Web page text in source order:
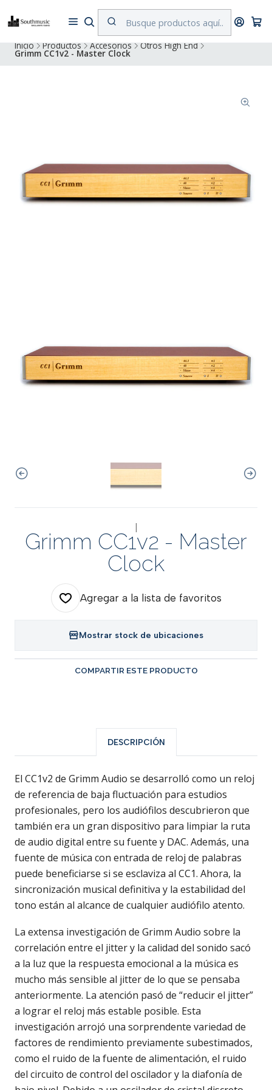
Despacho a todo Chile. Envíos gratuitos a Región Metropolitana por
compras superiores a $500.000
Inicio Productos Accesorios Otros High End
Grimm CC1v2 - Master Clock
|
Grimm CC1v2 - Master
Clock
Agregar a la lista de favoritos
Mostrar stock de ubicaciones
COMPARTIR ESTE PRODUCTO
DESCRIPCIÓN
El CC1v2 de Grimm Audio se desarrolló como un reloj
de referencia de baja fluctuación para estudios
profesionales, pero los audiófilos descubrieron que
también era un gran dispositivo para limpiar la ruta
de audio digital entre su fuente y DAC. Además, una
fuente de música con entrada de reloj de palabras
puede beneficiarse si se esclaviza al CC1. Ahora, la
sincronización musical definitiva y la estabilidad del
tono están al alcance de cualquier audiófilo atento.
La extensa investigación de Grimm Audio sobre la
correlación entre el jitter y la calidad del sonido sacó
a la luz que la respuesta emocional a la música es
mucho más sensible al jitter de lo que se pensaba
anteriormente. La atención pasó de “reducir el jitter”
a lograr el reloj más estable posible. Esta
investigación arrojó una sorprendente variedad de
factores de rendimiento previamente subestimados,
como el ruido de la fuente de alimentación, el ruido
del circuito de control del oscilador y la diafonía de